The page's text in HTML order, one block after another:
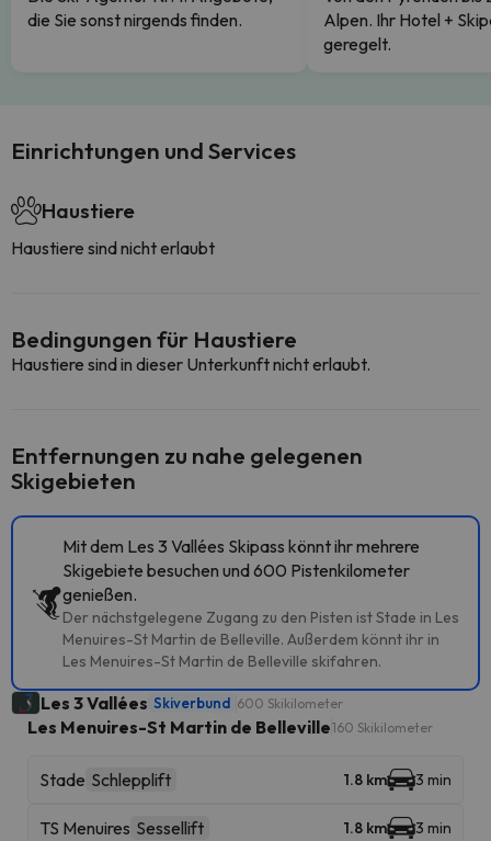
die Sie sonst nirgends finden.
Alpen. Ihr Hotel +
geregelt.
Einrichtungen und Services
Haustiere
Haustiere sind nicht erlaubt
Bedingungen für Haustiere
Haustiere sind in dieser Unterkunft nicht erlaubt.
Entfernungen zu nahe gelegenen
Skigebieten
Mit dem Les 3 Vallées Skipass könnt ihr mehrere
Skigebiete besuchen und 600 Pistenkilometer
genießen.
Der nächstgelegene Zugang zu den Pisten ist Stade in Les
Menuires-St Martin de Belleville. Außerdem könnt ihr in
Les Menuires-St Martin de Belleville skifahren.
Les 3 Vallées Skiverbund 600 Skikilometer
Les Menuires-St Martin de Belleville160 Skikilometer
Stade Schlepplift 1.8 km 3 min
TS Menuires Sessellift 1.8 km 3 min